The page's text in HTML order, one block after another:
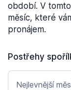
období. V
měsíc, které
pronájem.
Postřehy
Nejlevnější